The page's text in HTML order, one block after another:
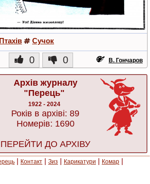
Птахів Сучок
0 0 В. Гончаров
Архів журналу
"Перець"
1922 - 2024
Років в архіві: 89
Номерів: 1690
ПЕРЕЙТИ ДО АРХІВУ
| Контакт | Зиз | Карикатури | Комар |